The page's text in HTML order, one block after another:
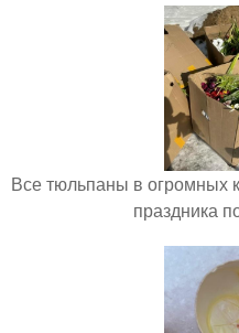
Все тюльпаны в огромных
праздника